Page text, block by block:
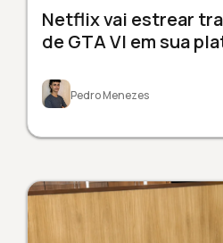
Netflix vai estrear
de GTA VI em sua
Pedro Menezes